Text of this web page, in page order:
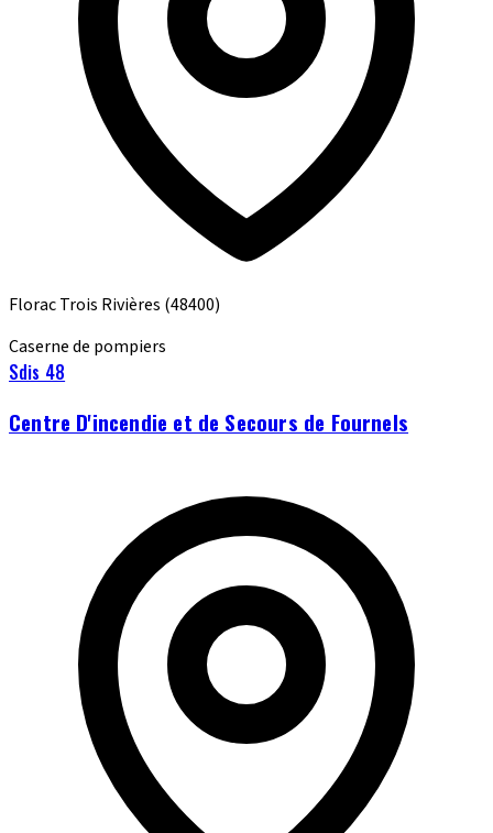
Florac Trois Rivières (48400)
Caserne de pompiers
Sdis 48
Centre D'incendie et de Secours de Fournels